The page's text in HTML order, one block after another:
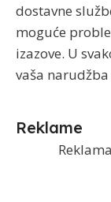
dostavne
moguće
izazove. U
vaša
Reklame
Reklama